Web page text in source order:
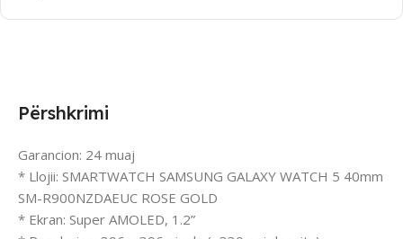
Përshkrimi
Garancion: 24 muaj
* Llojii: SMARTWATCH SAMSUNG GALAXY WATCH 5 40mm
SM-R900NZDAEUC ROSE GOLD
* Ekran: Super AMOLED, 1.2”